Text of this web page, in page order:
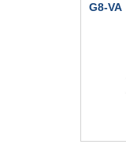
G8-VA